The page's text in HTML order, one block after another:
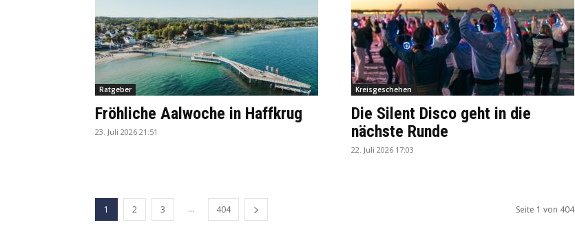
Ratgeber
Fröhliche Aalwoche in Haffkrug
23. Juli 2026 21:51
Kreisgeschehen
Die Silent Disco geht in die
nächste Runde
22. Juli 2026 17:03
1 2 3 ... 404 Seite 1 von 404